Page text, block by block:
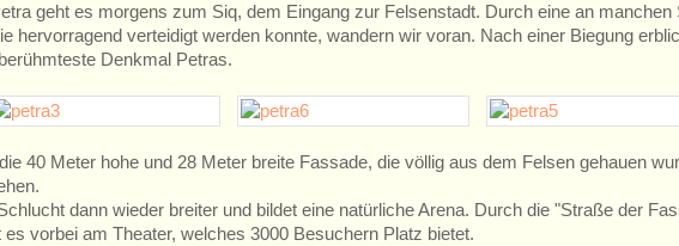
geht es morgens zum Siq, dem Eingang zur Felsenstadt. Durch eine an manchen
hervorragend verteidigt werden konnte, wandern wir voran. Nach einer Biegung
Denkmal Petras.
40 Meter hohe und 28 Meter breite Fassade, die völlig aus dem Felsen gehauen
dann wieder breiter und bildet eine natürliche Arena. Durch die "Straße der
vorbei am Theater, welches 3000 Besuchern Platz bietet.